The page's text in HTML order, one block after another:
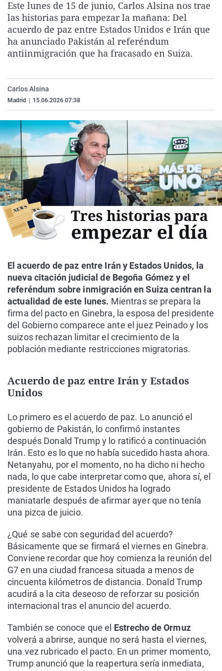
La rosa de los vientos
Gente viajera
Como el perro y el
Caso
Retornados
Equipo de
Extremadura
Galicia
La Rioja
País Vasco
Virales
Televisión
Elecciones
Este lunes de 15 de junio, Carlos Alsina nos trae
las historias para empezar la mañana: Del
acuerdo de paz entre Estados Unidos e Irán que
ha anunciado Pakistán al referéndum
antiinmigración que ha fracasado en Suiza.
Carlos Alsina
Madrid 15.06.2026 07:38
El acuerdo de paz entre Irán y Estados Unidos, la
nueva citación judicial de Begoña Gómez y el
referéndum sobre inmigración en Suiza centran la
actualidad de este lunes. Mientras se prepara la
firma del pacto en Ginebra, la esposa del presidente
del Gobierno comparece ante el juez Peinado y los
suizos rechazan limitar el crecimiento de la
población mediante restricciones migratorias.
Acuerdo de paz entre Irán y Estados
Unidos
Lo primero es el acuerdo de paz. Lo anunció el
gobierno de Pakistán, lo confirmó instantes
después Donald Trump y lo ratificó a continuación
Irán. Esto es lo que no había sucedido hasta ahora.
Netanyahu, por el momento, no ha dicho ni hecho
nada, lo que cabe interpretar como que, ahora sí, el
presidente de Estados Unidos ha logrado
maniatarle después de afirmar ayer que no tenía
una pizca de juicio.
¿Qué se sabe con seguridad del acuerdo?
Básicamente que se firmará el viernes en Ginebra.
Conviene recordar que hoy comienza la reunión del
G7 en una ciudad francesa situada a menos de
cincuenta kilómetros de distancia. Donald Trump
acudirá a la cita deseoso de reforzar su posición
internacional tras el anuncio del acuerdo.
También se conoce que el Estrecho de Ormuz
volverá a abrirse, aunque no será hasta el viernes,
una vez rubricado el pacto. En un primer momento,
Trump anunció que la reapertura sería inmediata,